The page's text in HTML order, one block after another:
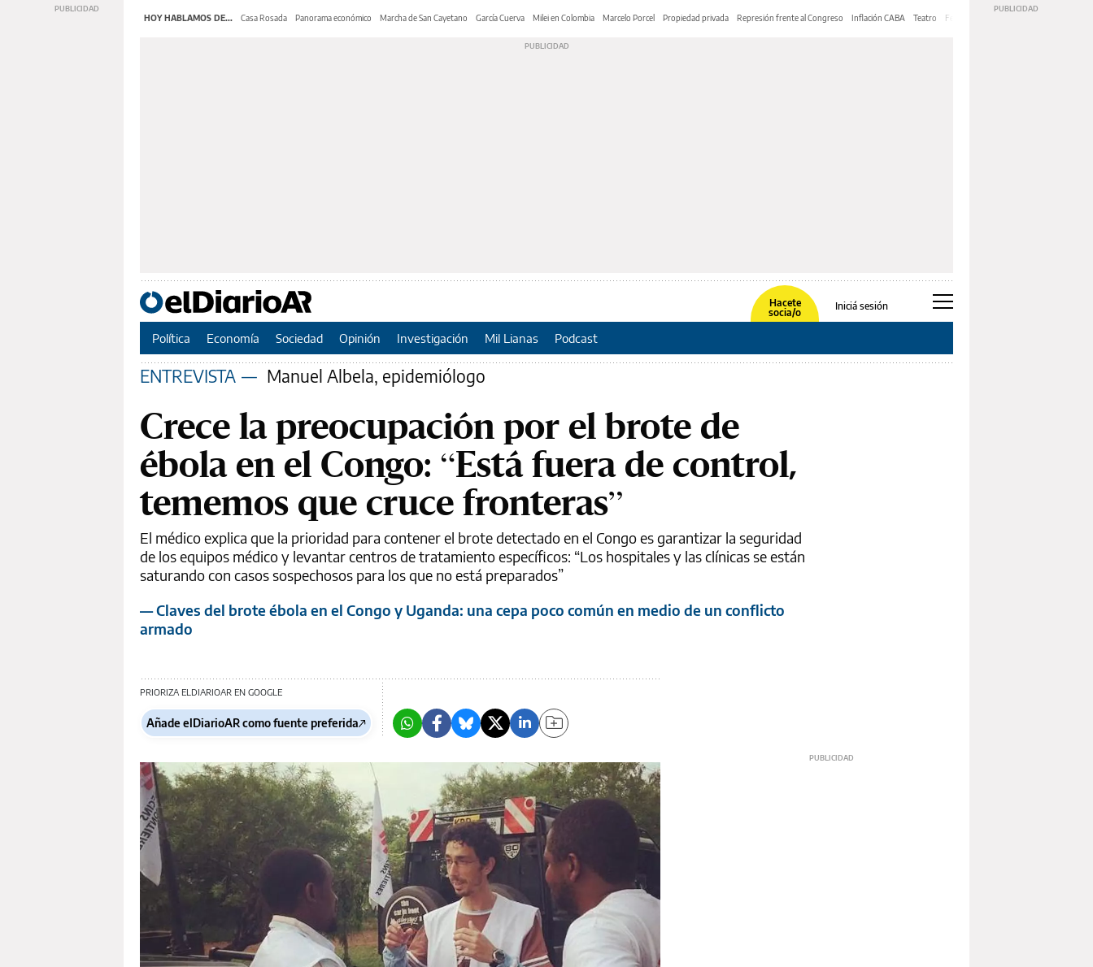
HOY HABLAMOS DE... Casa Rosada Panorama económico Marcha de San Cayetano García Cuerva Milei en Colombia Marcelo Porcel Propiedad privada Represión frente al Congreso Inflación CABA Teatro Feria de Editores
Hacete
socia/o
Iniciá sesión
Política Economía Sociedad Opinión Investigación Mil Lianas Podcast
ENTREVISTA — Manuel Albela, epidemiólogo
Crece la preocupación por el brote de
ébola en el Congo: “Está fuera de control,
tememos que cruce fronteras”
El médico explica que la prioridad para contener el brote detectado en el Congo es garantizar la seguridad
de los equipos médico y levantar centros de tratamiento específicos: “Los hospitales y las clínicas se están
saturando con casos sospechosos para los que no está preparados”
— Claves del brote ébola en el Congo y Uganda: una cepa poco común en medio de un conflicto
armado
PRIORIZA ELDIARIOAR EN GOOGLE
Añade elDiarioAR como fuente preferida